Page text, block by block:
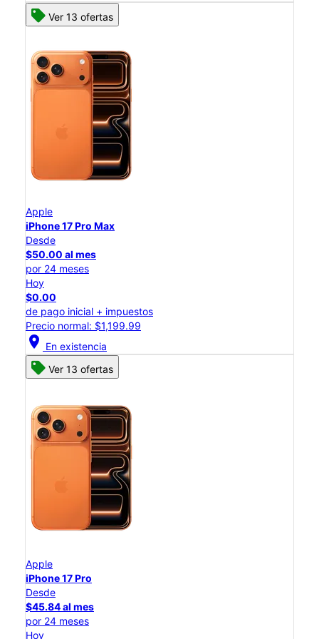
Ver 13 ofertas
Apple
iPhone 17 Pro Max
Desde
$50.00 al mes
por 24 meses
Hoy
$0.00
de pago inicial + impuestos
Precio normal: $1,199.99
location_on En existencia
Ver 13 ofertas
Apple
iPhone 17 Pro
Desde
$45.84 al mes
por 24 meses
Hoy